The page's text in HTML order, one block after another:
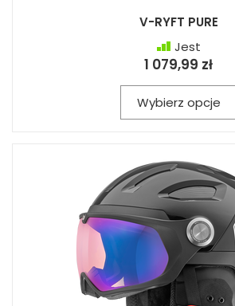
V-RYFT PURE
Jest
1 079,99 zł
Wybierz opcje